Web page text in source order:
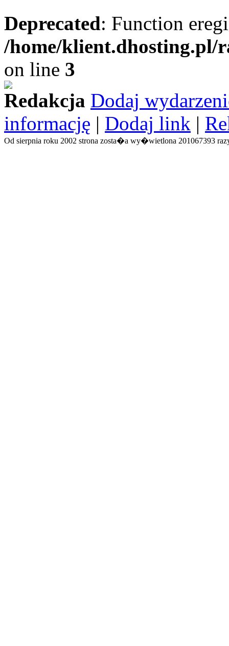
Deprecated: Function
/home/
on line 3
Redakcja Dodaj
informację | Dodaj link |
Od sierpnia roku 2002 strona zosta�a wy�wietlona 201067393